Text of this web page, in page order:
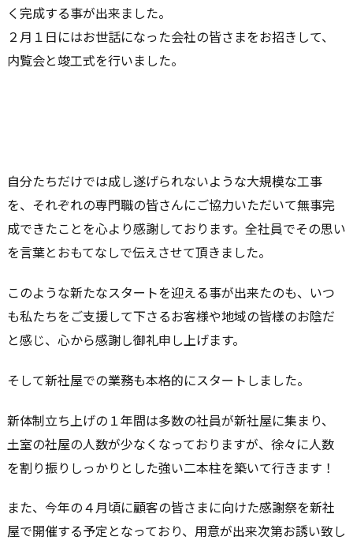
く完成する事が出来ました。
２月１日にはお世話になった会社の皆さまをお招きして、
内覧会と竣工式を行いました。
自分たちだけでは成し遂げられないような大規模な工事
を、それぞれの専門職の皆さんにご協力いただいて無事完
成できたことを心より感謝しております。全社員でその思い
を言葉とおもてなしで伝えさせて頂きました。
このような新たなスタートを迎える事が出来たのも、いつ
も私たちをご支援して下さるお客様や地域の皆樣のお陰だ
と感じ、心から感謝し御礼申し上げます。
そして新社屋での業務も本格的にスタートしました。
新体制立ち上げの１年間は多数の社員が新社屋に集まり、
土室の社屋の人数が少なくなっておりますが、徐々に人数
を割り振りしっかりとした強い二本柱を築いて行きます！
また、今年の４月頃に顧客の皆さまに向けた感謝祭を新社
屋で開催する予定となっており、用意が出来次第お誘い致し